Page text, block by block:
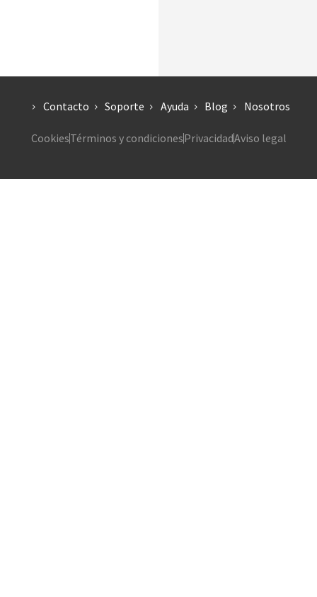
Contacto Soporte Ayuda Blog Nosotros
CookiesTérminos y condicionesPrivacidadAviso legal